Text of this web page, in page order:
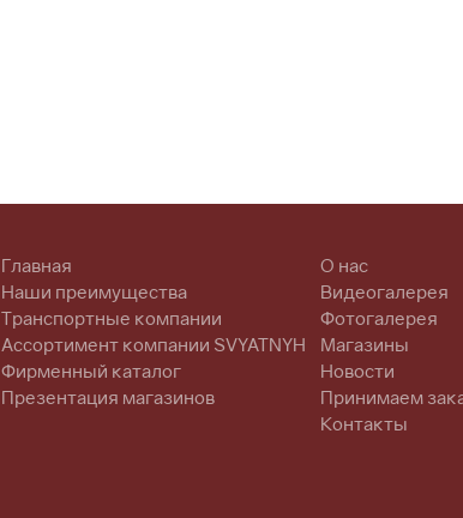
Главная
Наши преимущества
Транспортные компании
Ассортимент компании SVYATNYH
Фирменный каталог
Презентация магазинов
О нас
Видеогалерея
Фотогалерея
Магазины
Новости
Принимаем
Контакты